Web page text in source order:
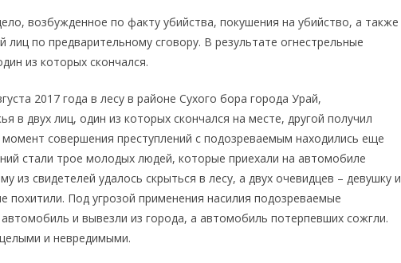
возбужденное по факту убийства, покушения на убийство, а также
по предварительному сговору. В результате огнестрельные
из которых скончался.
2017 года в лесу в районе Сухого бора города Урай,
в двух лиц, один из которых скончался на месте, другой получил
совершения преступлений с подозреваемым находились еще
стали трое молодых людей, которые приехали на автомобиле
из свидетелей удалось скрыться в лесу, а двух очевидцев – девушку и
похитили. Под угрозой применения насилия подозреваемые
и вывезли из города, а автомобиль потерпевших сожгли.
и невредимыми.